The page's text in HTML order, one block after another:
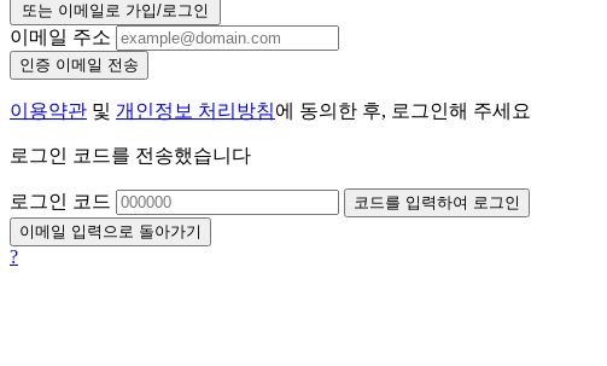
또는 이메일로 가입/로그인
이메일 주소
인증 이메일 전송
이용약관 및 개인정보 처리방침에 동의한 후, 로그인해 주세요
로그인 코드를 전송했습니다
로그인 코드
코드를 입력하여 로그인
이메일 입력으로 돌아가기
?